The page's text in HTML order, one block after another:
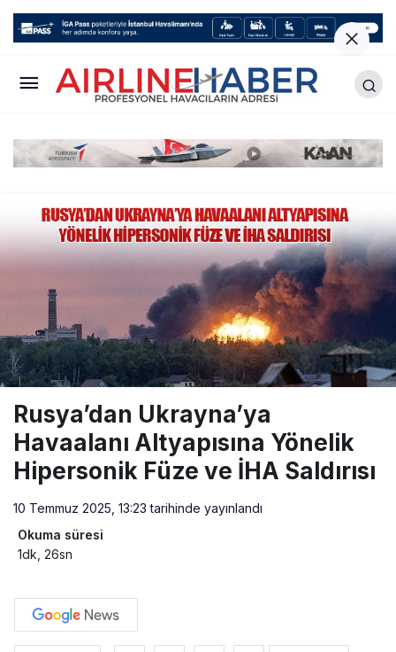
Rusya’dan Ukrayna’ya
Havaalanı Altyapısına Yönelik
Hipersonik Füze ve İHA Saldırısı
10 Temmuz 2025, 13:23 tarihinde yayınlandı
Okuma süresi
1dk, 26sn